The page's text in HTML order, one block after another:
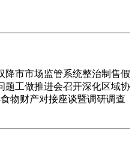
市市场监管系统整治制售假
题工做推进会召开深化区域协
物财产对接座谈暨调研调查